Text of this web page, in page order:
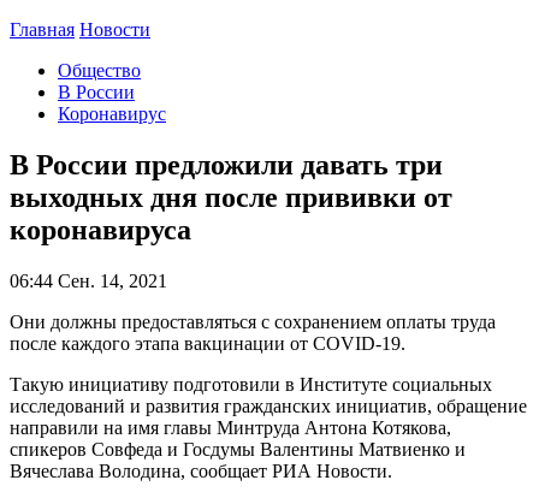
Главная Новости
Общество
В России
Коронавирус
В России предложили давать три
выходных дня после прививки от
коронавируса
06:44 Сен. 14, 2021
Они должны предоставляться с сохранением оплаты труда
после каждого этапа вакцинации от COVID-19.
Такую инициативу подготовили в Институте социальных
исследований и развития гражданских инициатив, обращение
направили на имя главы Минтруда Антона Котякова,
спикеров Совфеда и Госдумы Валентины Матвиенко и
Вячеслава Володина, сообщает РИА Новости.